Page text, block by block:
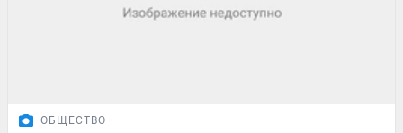
ОБЩЕСТВО